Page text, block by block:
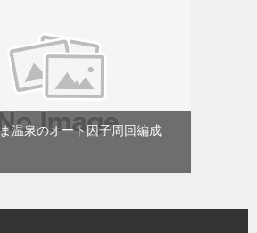
温泉のオート因子周回編成